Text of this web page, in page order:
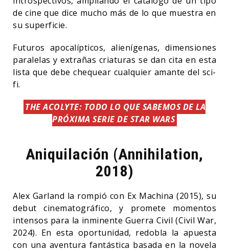
de cine que dice mucho más de lo que muestra en
su superficie.
Futuros apocalípticos, alienígenas, dimensiones
paralelas y extrañas criaturas se dan cita en esta
lista que debe chequear cualquier amante del sci-
fi.
THE ACOLYTE: TODO LO QUE SABEMOS DE LA
PRÓXIMA SERIE DE STAR WARS
Aniquilación (Annihilation,
2018)
Alex Garland la rompió con Ex Machina (2015), su
debut cinematográfico, y promete momentos
intensos para la inminente Guerra Civil (Civil War,
2024). En esta oportunidad, redobla la apuesta
con una aventura fantástica basada en la novela